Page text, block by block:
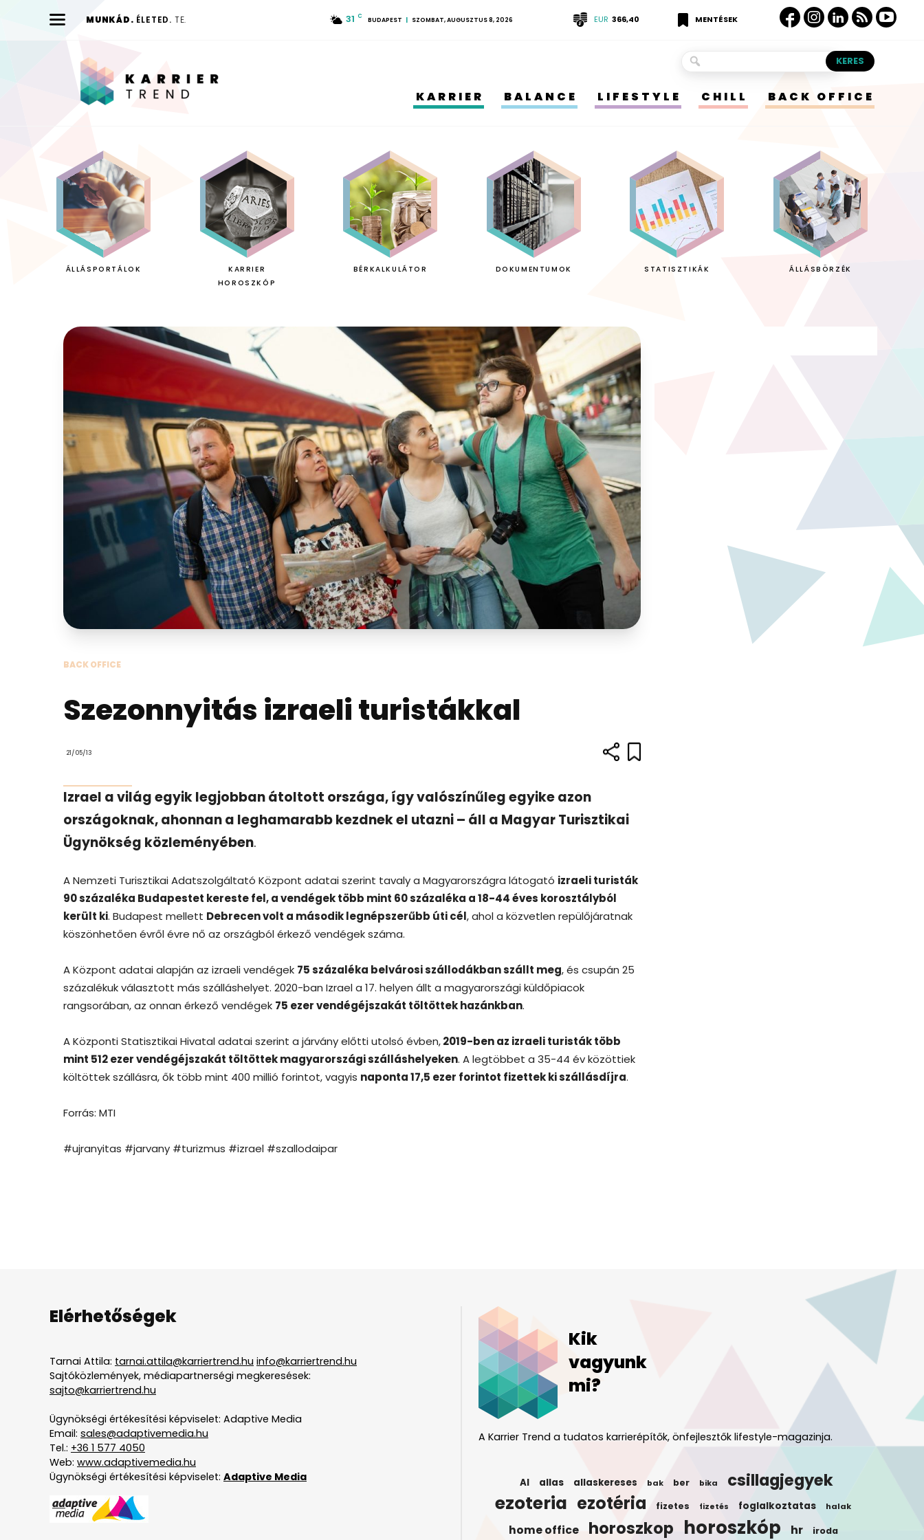
MUNKÁD. ÉLETED. TE. 31 C BUDAPEST SZOMBAT, AUGUSZTUS 8, 2026 EUR 366,40 MENTÉSEK
KARRIER BALANCE LIFESTYLE CHILL BACK OFFICE
ÁLLÁSPORTÁLOK
KARRIER
HOROSZKÓP
BÉRKALKULÁTOR DOKUMENTUMOK STATISZTIKÁK ÁLLÁSBÖRZÉK
BACK OFFICE
Szezonnyitás izraeli turistákkal
21/05/13
Izrael a világ egyik legjobban átoltott országa, így valószínűleg egyike azon
országoknak, ahonnan a leghamarabb kezdnek el utazni – áll a Magyar Turisztikai
Ügynökség közleményében.
A Nemzeti Turisztikai Adatszolgáltató Központ adatai szerint tavaly a Magyarországra látogató izraeli turisták
90 százaléka Budapestet kereste fel, a vendégek több mint 60 százaléka a 18-44 éves korosztályból
került ki. Budapest mellett Debrecen volt a második legnépszerűbb úti cél, ahol a közvetlen repülőjáratnak
köszönhetően évről évre nő az országból érkező vendégek száma.
A Központ adatai alapján az izraeli vendégek 75 százaléka belvárosi szállodákban szállt meg, és csupán 25
százalékuk választott más szálláshelyet. 2020-ban Izrael a 17. helyen állt a magyarországi küldőpiacok
rangsorában, az onnan érkező vendégek 75 ezer vendégéjszakát töltöttek hazánkban.
A Központi Statisztikai Hivatal adatai szerint a járvány előtti utolsó évben,2019-ben az izraeli turisták több
mint 512 ezer vendégéjszakát töltöttek magyarországi szálláshelyeken. A legtöbbet a 35-44 év közöttiek
költöttek szállásra, ők több mint 400 millió forintot, vagyis naponta 17,5 ezer forintot fizettek ki szállásdíjra.
Forrás: MTI
#ujranyitas #jarvany #turizmus #izrael #szallodaipar
Elérhetőségek
Tarnai Attila: tarnai.attila@karriertrend.hu info@karriertrend.hu
Sajtóközlemények, médiapartnerségi megkeresések:
sajto@karriertrend.hu
Ügynökségi értékesítési képviselet: Adaptive Media
Email: sales@adaptivemedia.hu
Tel.: +36 1 577 4050
Web: www.adaptivemedia.hu
Ügynökségi értékesítési képviselet: Adaptive Media
Kik
vagyunk
mi?
A Karrier Trend a tudatos karrierépítők, önfejlesztők lifestyle-magazinja.
AI allas allaskereses bak ber bika csillagjegyek
ezoteria ezotéria fizetes fizetés foglalkoztatas halak
home office horoszkop horoszkóp hr iroda